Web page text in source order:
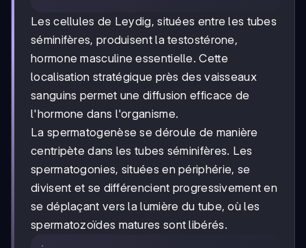
Les cellules de Leydig, situées entre les tubes
séminifères, produisent la testostérone,
hormone masculine essentielle. Cette
localisation stratégique près des vaisseaux
sanguins permet une diffusion efficace de
l'hormone dans l'organisme.
La spermatogenèse se déroule de manière
centripète dans les tubes séminifères. Les
spermatogonies, situées en périphérie, se
divisent et se différencient progressivement en
se déplaçant vers la lumière du tube, où les
spermatozoïdes matures sont libérés.